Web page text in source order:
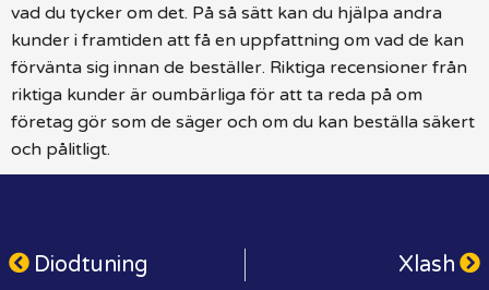
vad du tycker om det. På så sätt kan du hjälpa andra
kunder i framtiden att få en uppfattning om vad de kan
förvänta sig innan de beställer. Riktiga recensioner från
riktiga kunder är oumbärliga för att ta reda på om
företag gör som de säger och om du kan beställa säkert
och pålitligt.
Diodtuning Xlash